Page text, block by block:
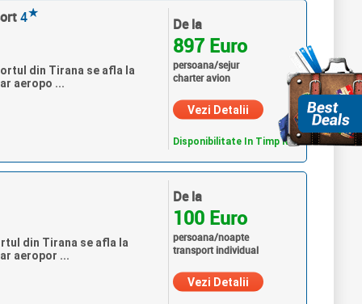
De la
897 Euro
persoana/sejur
charter avion
Vezi Detalii
Disponibilitate In Timp Real
4★
din Tirana se afla la
aeropo ...
De la
100 Euro
persoana/noapte
transport individual
Vezi Detalii
din Tirana se afla la
aeropor ...